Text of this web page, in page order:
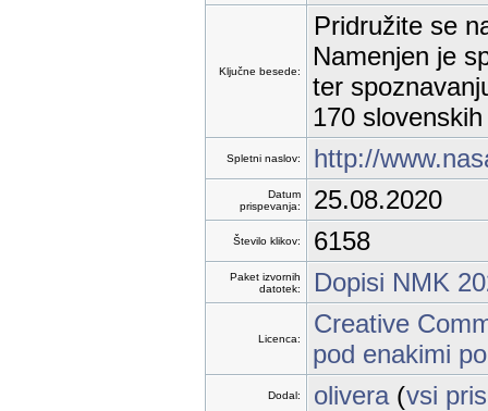
Ključne besede:
Pridružite se
Namenjen je
ter
170
Spletni naslov: http://
Datum
prispevanja:
25.08.2020
Število klikov: 6158
Paket izvornih
datotek:
Dopisi NMK
Licenca:
Creative
pod enakimi
Dodal: olivera(vsi